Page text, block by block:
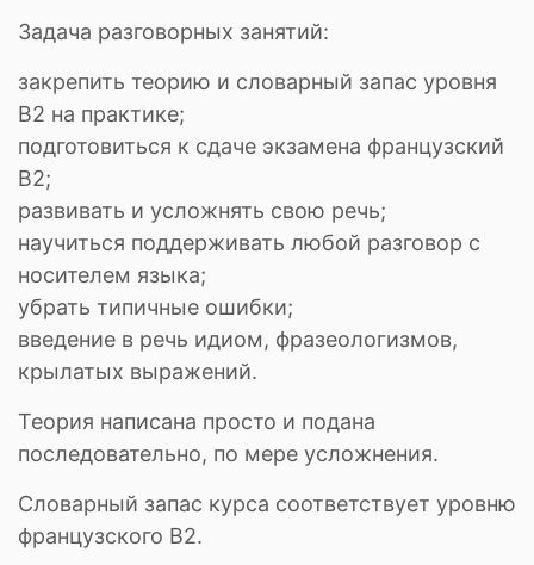
Задача разговорных занятий:
закрепить теорию и словарный запас уровня
В2 на практике;
подготовиться к сдаче экзамена французский
B2;
развивать и усложнять свою речь;
научиться поддерживать любой разговор с
носителем языка;
убрать типичные ошибки;
введение в речь идиом, фразеологизмов,
крылатых выражений.
Теория написана просто и подана
последовательно, по мере усложнения.
Словарный запас курса соответствует уровню
французского B2.